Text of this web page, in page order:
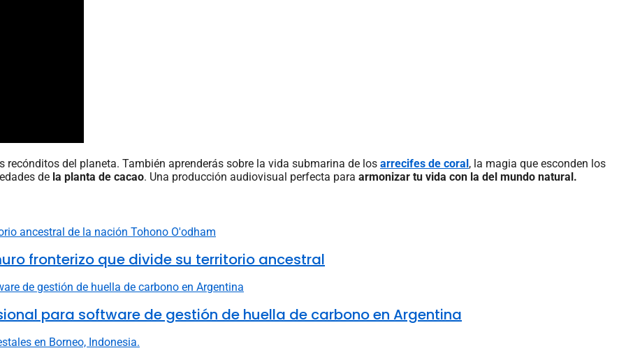
del planeta. También aprenderás sobre la vida submarina de los arrecifes de coral, la magia que esconden los
de la planta de cacao. Una producción audiovisual perfecta para armonizar tu vida con la del mundo natural.
fronterizo que divide su territorio ancestral
para software de gestión de huella de carbono en Argentina